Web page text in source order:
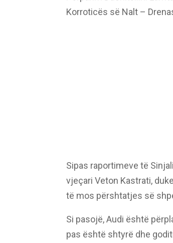
Korroticës së Nalt –
Sipas raportimeve të
vjeçari Veton Kastrati,
të mos përshtatjes së
Si pasojë, Audi është
pas është shtyrë dhe